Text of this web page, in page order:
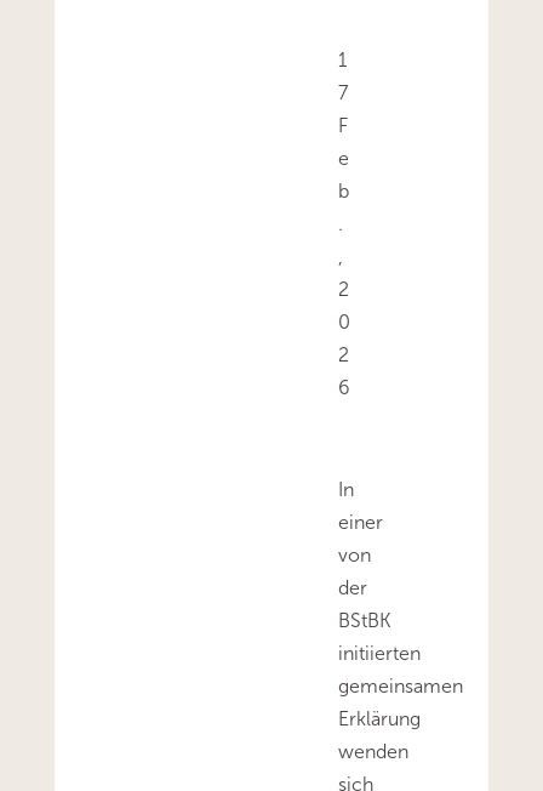
1
7
F
e
b
.
,
2
0
2
6
In
einer
von
der
BStBK
initiierten
gemeinsamen
Erklärung
wenden
sich